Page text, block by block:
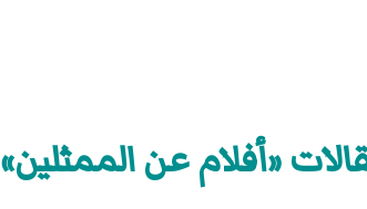
«أفلام عن الممثلين»